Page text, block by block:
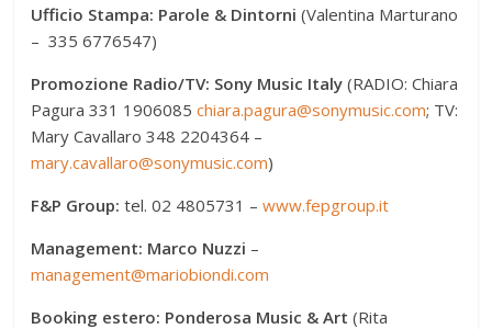
Ufficio Stampa: Parole & Dintorni (Valentina Marturano
– 335 6776547)
Promozione Radio/TV: Sony Music Italy(RADIO: Chiara
Pagura 331 1906085chiara.pagura@sonymusic.com; TV:
Mary Cavallaro 348 2204364 –
mary.cavallaro@sonymusic.com)
F&P Group: tel. 02 4805731 –www.fepgroup.it
Management: Marco Nuzzi –
management@mariobiondi.com
Booking estero: Ponderosa Music & Art(Rita